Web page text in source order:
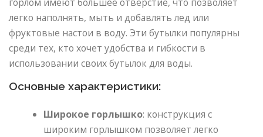
легко наполнять, мыть и добавлять лед или
фруктовые настои в воду. Эти бутылки популярны
среди тех, кто хочет удобства и гибкости в
использовании своих бутылок для воды.
Основные характеристики:
Широкое горлышко: конструкция с
широким горлышком позволяет легко